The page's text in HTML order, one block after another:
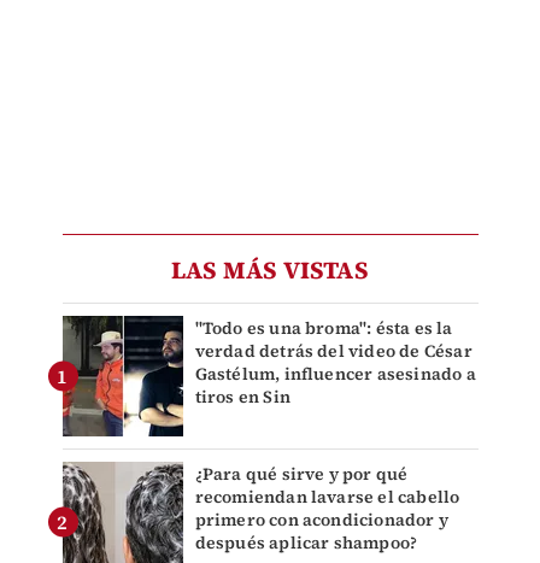
LAS MÁS VISTAS
"Todo es una broma": ésta es la
verdad detrás del video de César
Gastélum, influencer asesinado a
tiros en Sin
¿Para qué sirve y por qué
recomiendan lavarse el cabello
primero con acondicionador y
después aplicar shampoo?